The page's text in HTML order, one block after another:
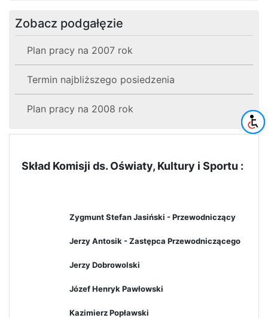
Zobacz podgałęzie
Plan pracy na 2007 rok
Termin najbliższego posiedzenia
Plan pracy na 2008 rok
Skład Komisji ds. Oświaty, Kultury i Sportu :
Zygmunt Stefan Jasiński - Przewodniczący
Jerzy Antosik - Zastępca Przewodniczącego
Jerzy Dobrowolski
Józef Henryk Pawłowski
Kazimierz Popławski